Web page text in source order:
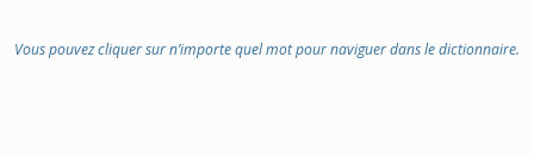
Vous pouvez cliquer sur n’importe quel mot pour naviguer dans le dictionnaire.